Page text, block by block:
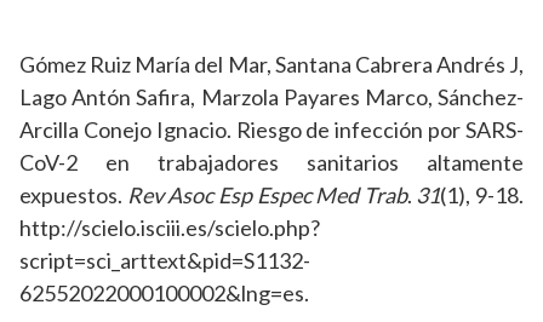
Gómez Ruiz María del Mar, Santana Cabrera Andrés J,
Lago Antón Safira, Marzola Payares Marco, Sánchez-
Arcilla Conejo Ignacio. Riesgo de infección por SARS-
CoV-2 en trabajadores sanitarios altamente
expuestos. Rev Asoc Esp Espec Med Trab. 31(1), 9-18.
http://scielo.isciii.es/scielo.php?
script=sci_arttext&pid=S1132-
62552022000100002&lng=es.